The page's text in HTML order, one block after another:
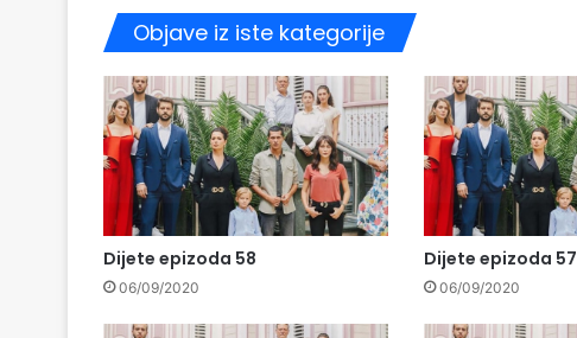
Objave iz iste kategorije
Dijete epizoda 58
06/09/2020
Dijete epizoda 57
06/09/2020